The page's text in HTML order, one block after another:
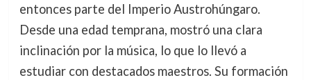
entonces parte del Imperio Austrohúngaro.
Desde una edad temprana, mostró una clara
inclinación por la música, lo que lo llevó a
estudiar con destacados maestros. Su formación